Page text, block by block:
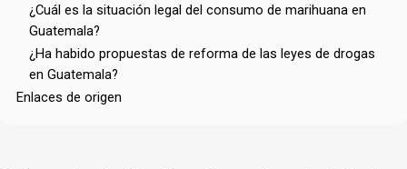
¿Cuál es la situación legal del consumo de marihuana en
Guatemala?
¿Ha habido propuestas de reforma de las leyes de drogas
en Guatemala?
Enlaces de origen